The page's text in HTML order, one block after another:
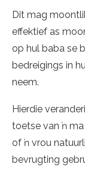
Dit mag
effektief as
op hul baba se
bedreigings in
neem.
Hierdie
toetse van ŉ
of ŉ vrou
bevrugting